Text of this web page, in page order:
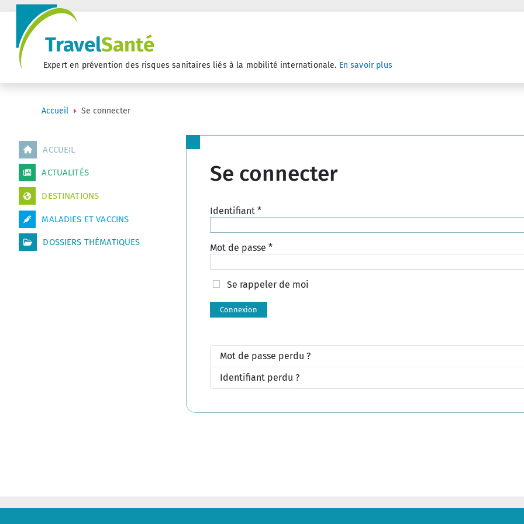
TravelSanté
Expert en prévention des risques sanitaires liés à la mobilité internationale. En savoir plus
Accueil Se connecter
ACCUEIL
ACTUALITÉS
DESTINATIONS
MALADIES ET VACCINS
DOSSIERS THÉMATIQUES
Se connecter
Identifiant *
Mot de passe *
Se rappeler de moi
Connexion
Mot de passe perdu ?
Identifiant perdu ?